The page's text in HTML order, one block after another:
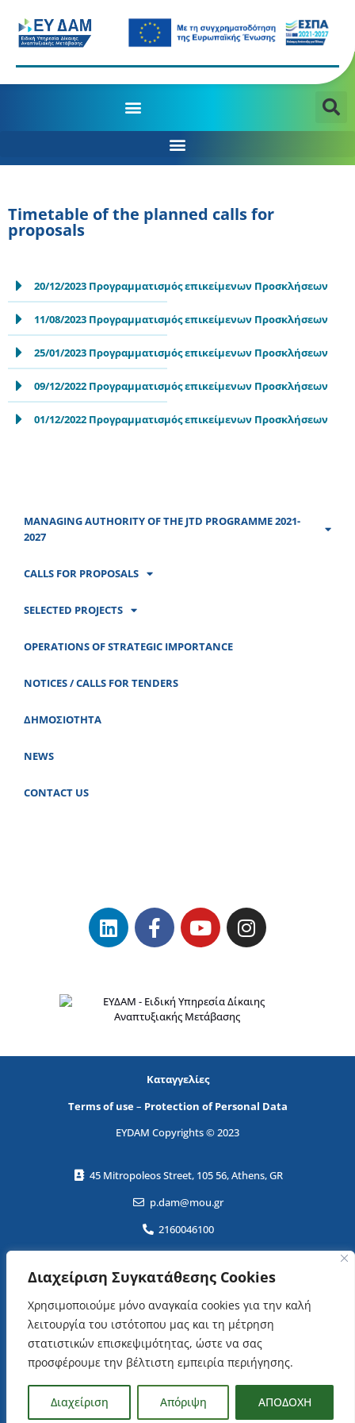
Διαχείριση Συγκατάθεσης Cookies
Χρησιμοποιούμε μόνο αναγκαία cookies για την καλή
λειτουργία του ιστότοπου μας και τη μέτρηση
στατιστικών επισκεψιμότητας, ώστε να σας
προσφέρουμε την βέλτιστη εμπειρία περιήγησης.
Διαχείριση Απόριψη ΑΠΟΔΟΧΗ
Timetable of the planned calls for
proposals
20/12/2023 Προγραμματισμός επικείμενων Προσκλήσεων
11/08/2023 Προγραμματισμός επικείμενων Προσκλήσεων
25/01/2023 Προγραμματισμός επικείμενων Προσκλήσεων
09/12/2022 Προγραμματισμός επικείμενων Προσκλήσεων
01/12/2022 Προγραμματισμός επικείμενων Προσκλήσεων
MANAGING AUTHORITY OF THE JTD PROGRAMME 2021-
2027
CALLS FOR PROPOSALS
SELECTED PROJECTS
OPERATIONS OF STRATEGIC IMPORTANCE
NOTICES / CALLS FOR TENDERS
ΔΗΜΟΣΙΟΤΗΤΑ
NEWS
CONTACT US
Καταγγελίες
Terms of use– Protection of Personal Data
EYDAM Copyrights © 2023
45 Mitropoleos Street, 105 56, Athens, GR
p.dam@mou.gr
2160046100
ΕΓΓΡΑΦΕΙΤΕ ΣΤΟ NEWSLETTER!
Αποδέχομαι τουςόρους χρήσης